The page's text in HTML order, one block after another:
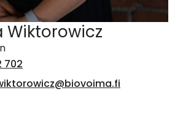
Wiktorowicz
702